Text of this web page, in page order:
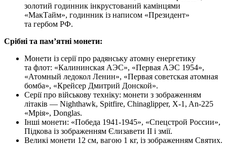
золотий годинник інкрустований камінцями
«МакТайм», годинник із написом «Президент»
та гербом РФ.
Срібні та пам’ятні монети:
Монети із серії про радянську атомну енергетику
та флот: «Калининская АЭС», «Первая АЭС 1954»,
«Атомный ледокол Ленин», «Первая советская атомная
бомба», «Крейсер Дмитрий Донской».
Серії про військову техніку: монети з зображенням
літаків — Nighthawk, Spitfire, Chinaglipper, X-1, An-225
«Мрія», Donglas.
Інші монети: «Победа 1941-1945», «Спецстрой России»,
Підкова із зображенням Єлизавети II і змії.
Великі монети 12 см, вагою 1 кг, із зображенням Святих.